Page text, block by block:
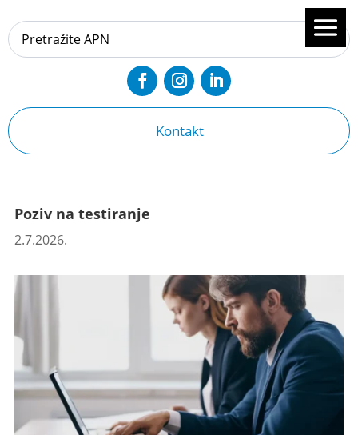
Kontakt
Poziv na testiranje
2.7.2026.